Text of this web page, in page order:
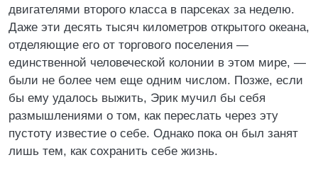
двигателями второго класса в парсеках за неделю.
Даже эти десять тысяч километров открытого океана,
отделяющие его от торгового поселения —
единственной человеческой колонии в этом мире, —
были не более чем еще одним числом. Позже, если
бы ему удалось выжить, Эрик мучил бы себя
размышлениями о том, как переслать через эту
пустоту известие о себе. Однако пока он был занят
лишь тем, как сохранить себе жизнь.